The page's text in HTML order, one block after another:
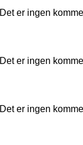
Det er ingen
Det er ingen
Det er ingen